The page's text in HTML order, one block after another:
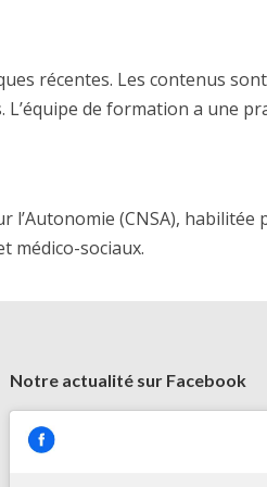
récentes. Les contenus
L’équipe de formation a une
(CNSA), habilitée
médico-sociaux.
Notre actualité sur Facebook